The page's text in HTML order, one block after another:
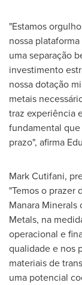
"Estamos
nossa
uma separação
investimento
nossa dotação
metais
traz experiência
fundamental
prazo", afirma
Mark Cutifani,
"Temos o prazer
Manara Minerals
Metals, na
operacional e
qualidade e nos
materiais de
uma potencial